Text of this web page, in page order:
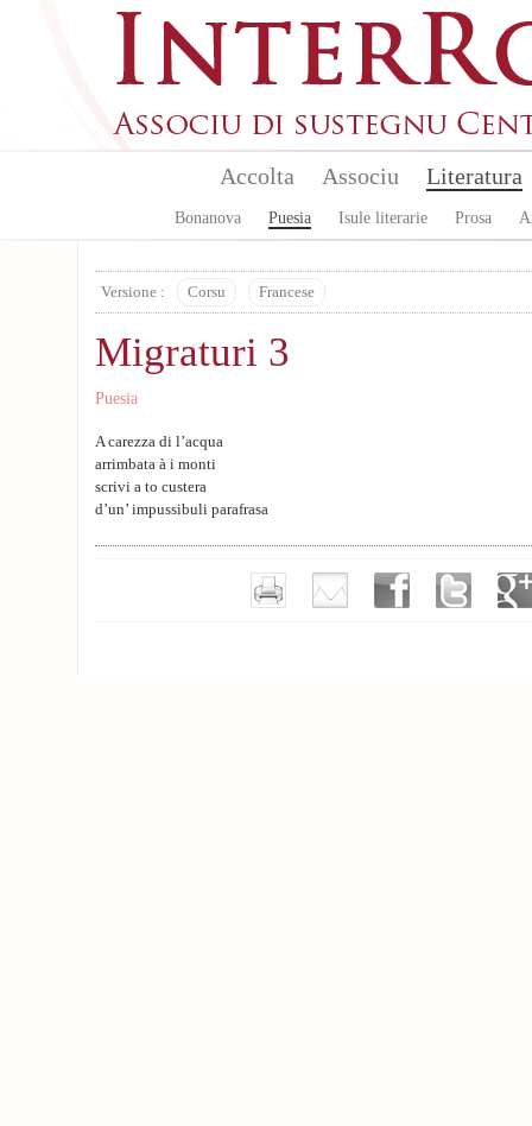
Accolta Associu Literatura
Bonanova Puesia Isule literarie Prosa
Versione : Corsu Francese
Migraturi 3
Puesia
A carezza di l’acqua
arrimbata à i monti
scrivi a to custera
d’un’ impussibuli parafrasa